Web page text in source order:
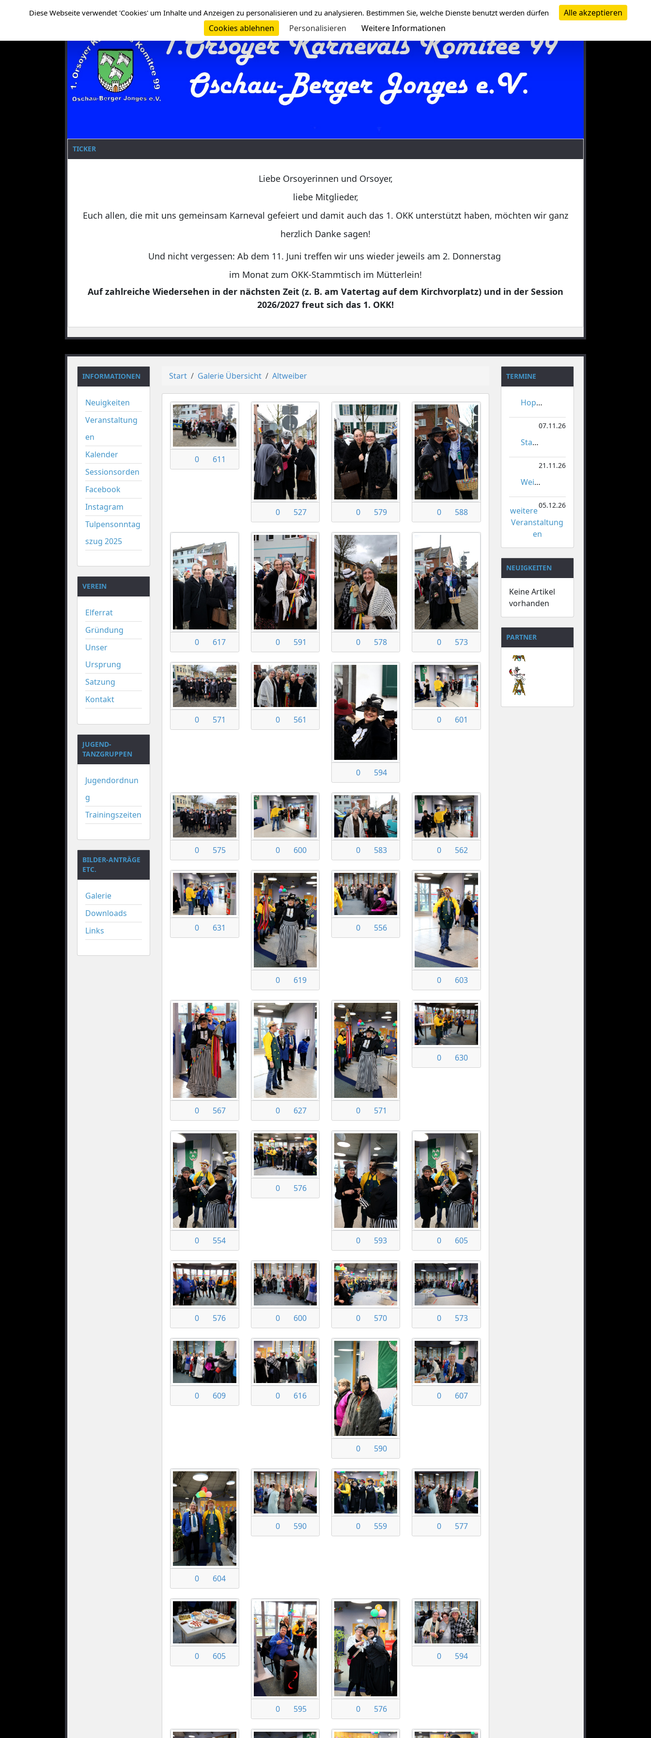
TICKER
Liebe Orsoyerinnen und Orsoyer,
liebe Mitglieder,
Euch allen, die mit uns gemeinsam Karneval gefeiert und damit auch das 1. OKK unterstützt haben, möchten wir ganz
herzlich Danke sagen!
Und nicht vergessen: Ab dem 11. Juni treffen wir uns wieder jeweils am 2. Donnerstag
im Monat zum OKK-Stammtisch im Mütterlein!
Auf zahlreiche Wiedersehen in der nächsten Zeit (z. B. am Vatertag auf dem Kirchvorplatz) und in der Session
2026/2027 freut sich das 1. OKK!
INFORMATIONEN
Neuigkeiten
Veranstaltung
en
Kalender
Sessionsorden
Facebook
Instagram
Tulpensonntag
szug 2025
VEREIN
Elferrat
Gründung
Unser
Ursprung
Satzung
Kontakt
JUGEND-
TANZGRUPPEN
Jugendordnun
g
Trainingszeiten
BILDER-ANTRÄGE
ETC.
Galerie
Downloads
Links
Start Galerie Übersicht Altweiber
0 611
0 527 0 579 0 588
0 617 0 591 0 578 0 573
0 571 0 561
0 594
0 601
0 575 0 600 0 583 0 562
0 631
0 619
0 556
0 603
0 567 0 627 0 571
0 630
0 554
0 576
0 593 0 605
0 576 0 600 0 570 0 573
0 609 0 616
0 590
0 607
0 604
0 590 0 559 0 577
0 605
0 595 0 576
0 594
TERMINE
Hoppeditzerwachen
07.11.26
Stadtmeisterschaften im Gardetanz
21.11.26
Weihnachtsmarkt Orsoy
05.12.26
weitere
Veranstaltung
en
NEUIGKEITEN
Keine Artikel
vorhanden
PARTNER
Diese Webseite verwendet 'Cookies' um Inhalte und Anzeigen zu personalisieren und zu analysieren. Bestimmen Sie, welche Dienste benutzt werden dürfen
Alle akzeptieren
Cookies ablehnen
Personalisieren Weitere Informationen